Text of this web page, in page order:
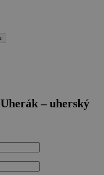
Uherák – uherský